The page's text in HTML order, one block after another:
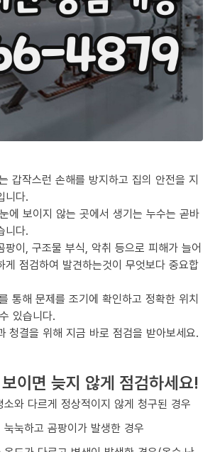
갑작스런 손해를 방지하고 집의 안전을 지
니다.
에 보이지 않는 곳에서 생기는 누수는 곧바
니다.
팡이, 구조물 부식, 악취 등으로 피해가 늘어
게 점검하여 발견하는것이 무엇보다 중요합
통해 문제를 조기에 확인하고 정확한 위치
있습니다.
청결을 위해 지금 바로 점검을 받아보세요.
이면 늦지 않게 점검하세요!
와 다르게 정상적이지 않게 청구된 경우
눅눅하고 곰팡이가 발생한 경우